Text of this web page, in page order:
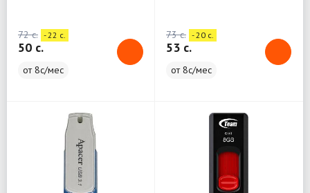
72 c. - 22 c.
50 c.
от 8с/мес
73 c. - 20 c.
53 c.
от 8с/мес